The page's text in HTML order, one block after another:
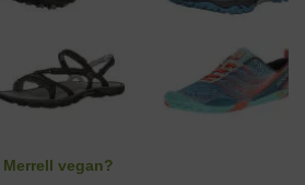
vegan?